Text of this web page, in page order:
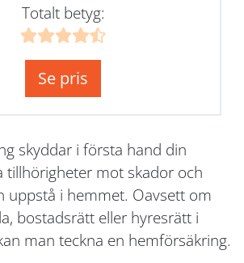
Totalt betyg:
Se pris
skyddar i första hand din
tillhörigheter mot skador och
uppstå i hemmet. Oavsett om
bostadsrätt eller hyresrätt i
man teckna en hemförsäkring.